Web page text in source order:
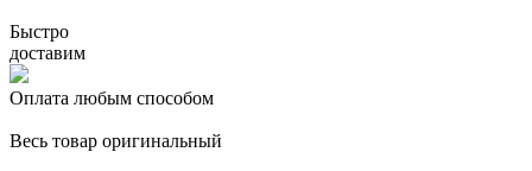
Быстро
доставим
Оплата любым способом
Весь товар оригинальный